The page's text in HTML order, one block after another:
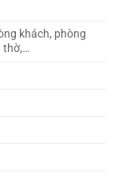
khách, phòng
thờ,…